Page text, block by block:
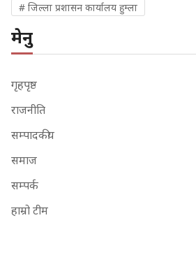
# जिल्ला प्रशासन कार्यालय हुम्ला
मेनु
गृहपृष्ठ
राजनीति
सम्पादकीय
समाज
सम्पर्क
हाम्रो टीम